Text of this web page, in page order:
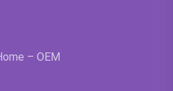
– OEM